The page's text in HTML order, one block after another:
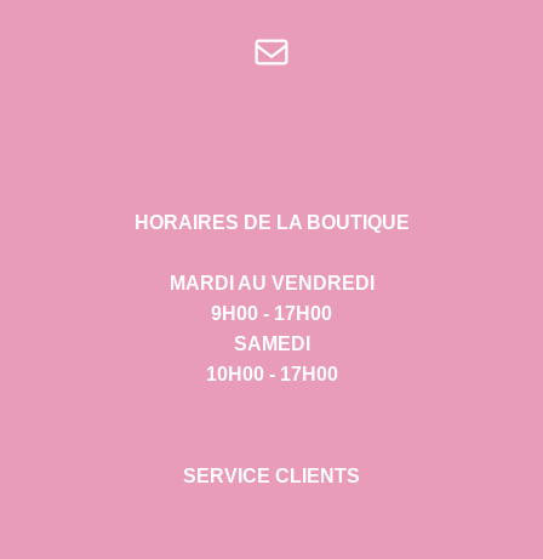
E-mail
HORAIRES DE LA BOUTIQUE
MARDI AU VENDREDI
9H00 - 17H00
SAMEDI
10H00 - 17H00
SERVICE CLIENTS